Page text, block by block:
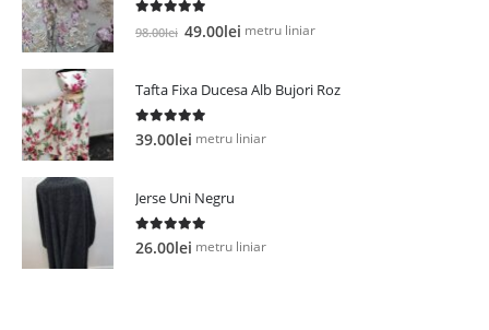
out of 5
98.00lei Prețul
fost:
98.00lei.
49.00lei Prețul
49.00lei.
metru liniar
Tafta Fixa Ducesa Alb Bujori Roz
5.00out of 5
39.00lei metru liniar
Jerse Uni Negru
5.00out of 5
26.00lei metru liniar